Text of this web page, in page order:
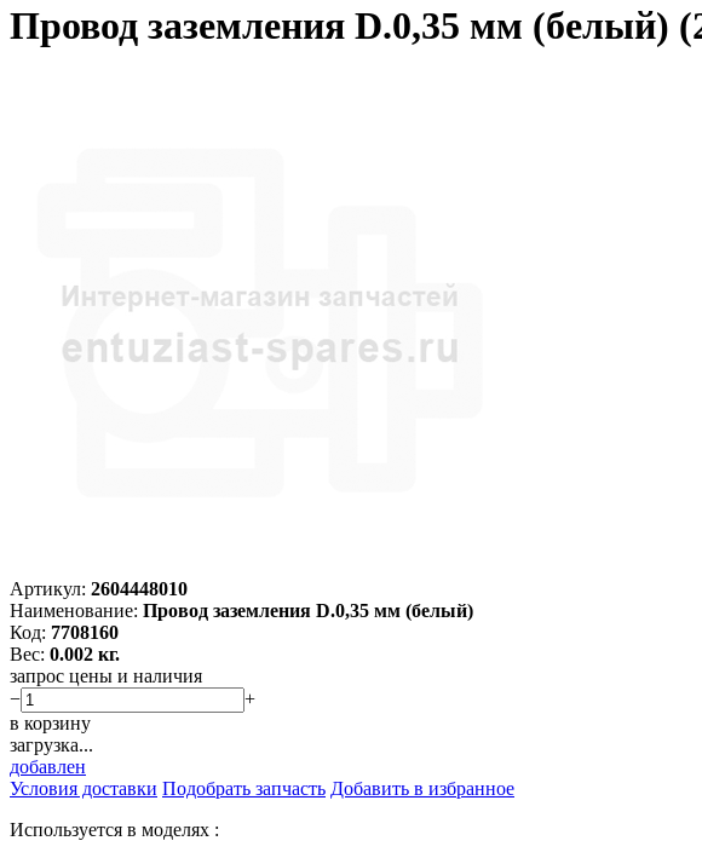
Провод заземления D.0,35 мм (белый)
Артикул: 2604448010
Наименование: Провод заземления D.0,35 мм (белый)
Код: 7708160
Вес: 0.002 кг.
запрос цены и наличия
−
+
в корзину
загрузка...
добавлен
Условия доставки Подобрать запчасть Добавить в избранное
Используется в моделях :